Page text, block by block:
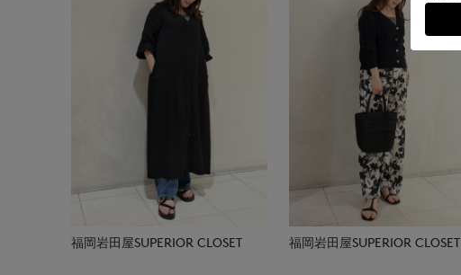
福岡岩田屋SUPERIOR CLOSET 福岡岩田屋SUPERIOR CLOSET